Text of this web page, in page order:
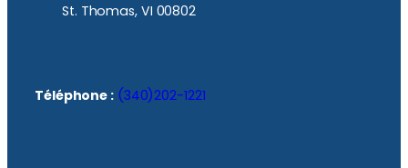
St. Thomas, VI 00802
Téléphone : (340)202-1221